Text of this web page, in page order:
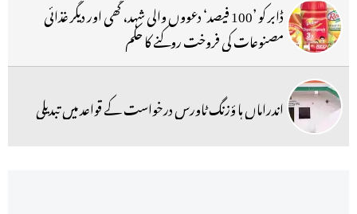
ڈابر کو ’100 فیصد‘ دعووں والی شہد، گھی اور دیگر غذائی
مصنوعات کی فروخت روکنے کا حکم
اندراماں ہا ؤزنگ ٹاورس درخواست کے قواعد میں تبدیلی